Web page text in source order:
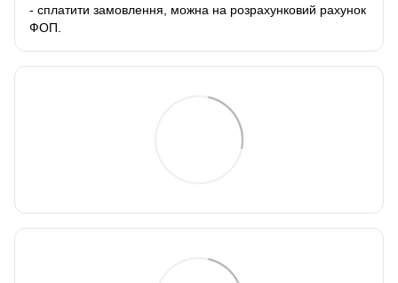
- сплатити замовлення, можна на розрахунковий рахунок
ФОП.